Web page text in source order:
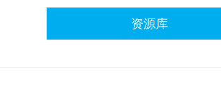
资源库